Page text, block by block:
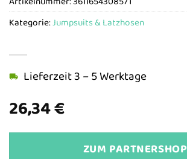
26,34€
Lieferzeit 3 – 5 Werktage
ZUM PARTNERSHOP
Kategorie:Jumpsuits & Latzhosen